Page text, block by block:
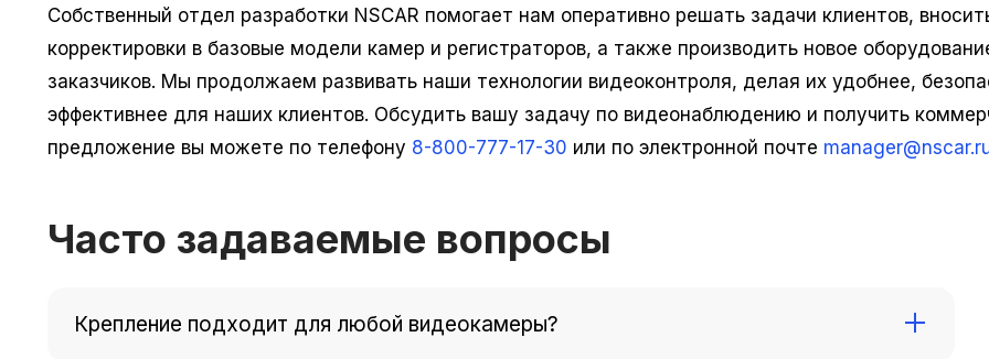
Собственный отдел разработки NSCAR помогает нам оперативно решать задачи клиентов,
корректировки в базовые модели камер и регистраторов, а также производить новое
заказчиков. Мы продолжаем развивать наши технологии видеоконтроля, делая их удобнее,
эффективнее для наших клиентов. Обсудить вашу задачу по видеонаблюдению и получить
предложение вы можете по телефону 8-800-777-17-30 или по электронной почте
Часто задаваемые вопросы
Крепление подходит для любой видеокамеры?